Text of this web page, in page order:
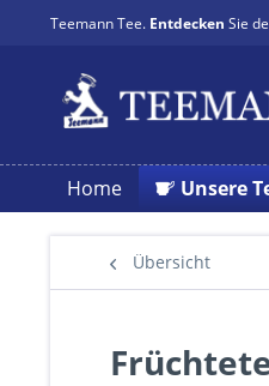
Teemann Tee. Entdecken Sie
Home Unsere
Übersicht